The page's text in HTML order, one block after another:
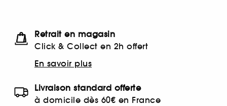
Retrait en magasin
Click & Collect en 2h offert
En savoir plus
Livraison standard offerte
à domicile dès 60€ en France